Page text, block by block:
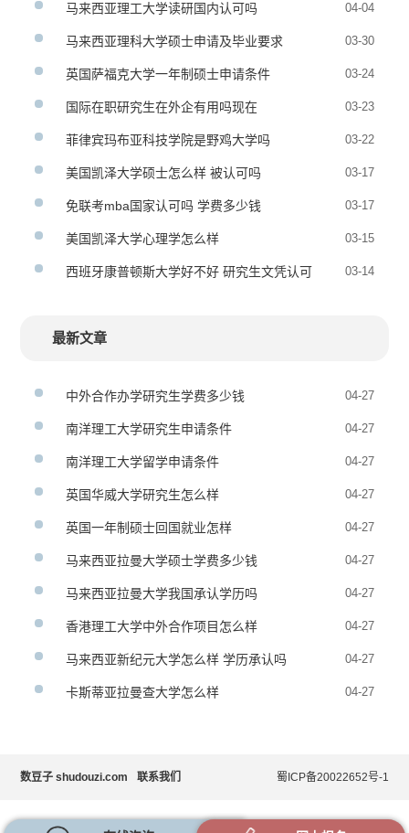
马来西亚理工大学读研国内认可吗 04-04
马来西亚理科大学硕士申请及毕业要求 03-30
英国萨福克大学一年制硕士申请条件 03-24
国际在职研究生在外企有用吗现在 03-23
菲律宾玛布亚科技学院是野鸡大学吗 03-22
美国凯泽大学硕士怎么样 被认可吗 03-17
免联考mba国家认可吗 学费多少钱 03-17
美国凯泽大学心理学怎么样 03-15
西班牙康普顿斯大学好不好 研究生文凭认可 03-14
最新文章
中外合作办学研究生学费多少钱 04-27
南洋理工大学研究生申请条件 04-27
南洋理工大学留学申请条件 04-27
英国华威大学研究生怎么样 04-27
英国一年制硕士回国就业怎样 04-27
马来西亚拉曼大学硕士学费多少钱 04-27
马来西亚拉曼大学我国承认学历吗 04-27
香港理工大学中外合作项目怎么样 04-27
马来西亚新纪元大学怎么样 学历承认吗 04-27
卡斯蒂亚拉曼查大学怎么样 04-27
数豆子 shudouzi.com 联系我们 蜀ICP备20022652号-1